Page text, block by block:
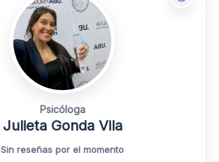
Psicóloga
Julieta Gonda Vila
Sin reseñas por el momento